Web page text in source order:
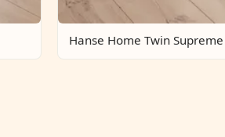
Hanse Home Twin